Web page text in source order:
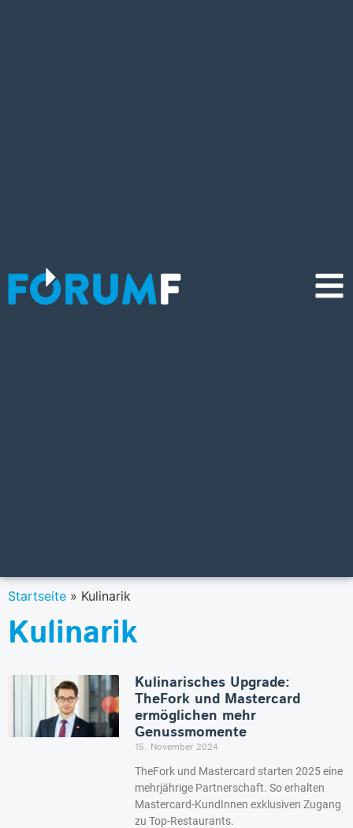
Startseite » Kulinarik
Kulinarik
Kulinarisches Upgrade:
TheFork und Mastercard
ermöglichen mehr
Genussmomente
15. November 2024
TheFork und Mastercard starten 2025 eine
mehrjährige Partnerschaft. So erhalten
Mastercard-KundInnen exklusiven Zugang
zu Top-Restaurants.